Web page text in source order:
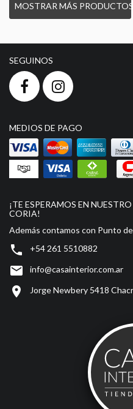
MOSTRAR MÁS PRODUCTOS
SEGUINOS
MEDIOS DE PAGO
¡TE ESPERAMOS EN
CORIA!
Además contamos con Punto
 +54 261 5510882
 info@casainterior.com.ar
 Jorge Newbery 5418